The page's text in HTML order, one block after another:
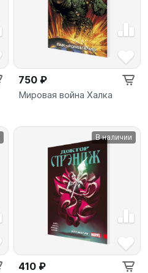
750 ₽
Мировая война Халка
В наличии
410 ₽